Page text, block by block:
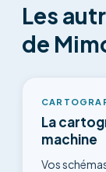
Les
de
La
machine
Vos